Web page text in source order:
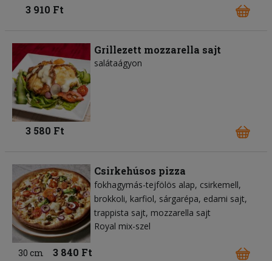
3 910 Ft
Grillezett mozzarella sajt
salátaágyon
3 580 Ft
Csirkehúsos pizza
fokhagymás-tejfölös alap csirkemell
brokkoli karfiol sárgarépa edami sajt
trappista sajt mozzarella sajt
Royal mix-szel
30 cm 3 840 Ft